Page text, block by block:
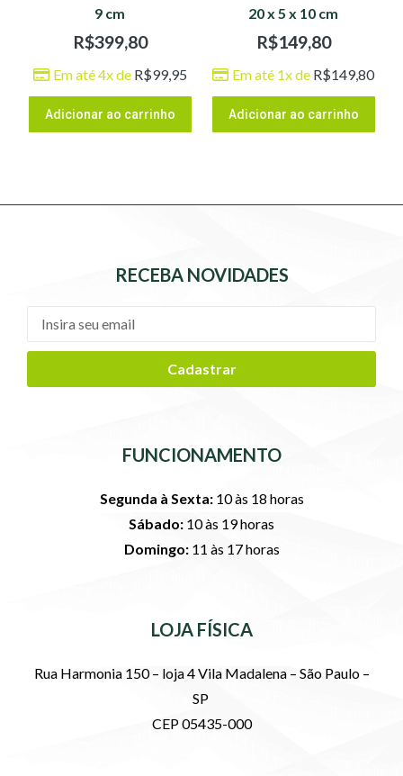
9 cm
R$399,80
Em até 4x de R$99,95
Adicionar ao carrinho
20 x 5 x 10 cm
R$149,80
Em até 1x de R$149,80
Adicionar ao carrinho
RECEBA NOVIDADES
Cadastrar
FUNCIONAMENTO
Segunda à Sexta:10 às 18 horas
Sábado: 10 às 19 horas
Domingo:11 às 17 horas
LOJA FÍSICA
Rua Harmonia 150 – loja 4 Vila Madalena – São Paulo –
SP
CEP 05435-000